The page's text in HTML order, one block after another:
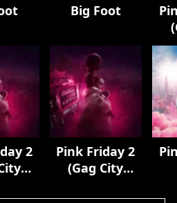
Big Foot
2
Pink Friday 2
(Gag City